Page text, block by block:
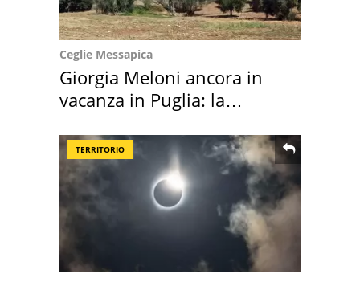
Ceglie Messapica
Giorgia Meloni ancora in
vacanza in Puglia: la
TERRITORIO